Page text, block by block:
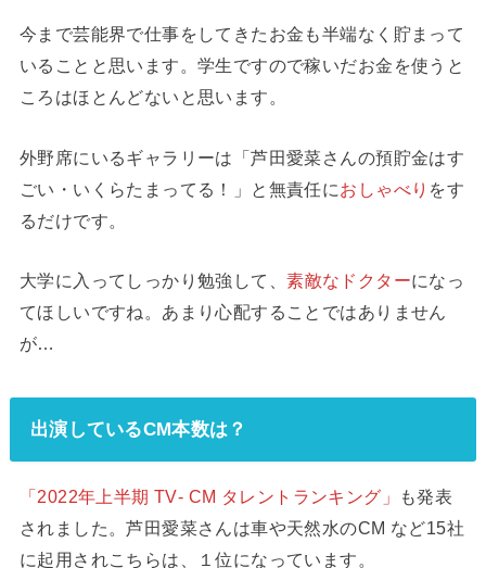
今まで芸能界で仕事をしてきたお金も半端なく貯まって
いることと思います。学生ですので稼いだお金を使うと
ころはほとんどないと思います。
外野席にいるギャラリーは「芦田愛菜さんの預貯金はす
ごい・いくらたまってる！」と無責任におしゃべり をす
るだけです。
大学に入ってしっかり勉強して、素敵なドクターになっ
てほしいですね。あまり心配することではありません
が…
出演しているCM本数は？
「2022年上半期 TV‐ CM タレントランキング」
も発表
されました。芦田愛菜さんは車や天然水のCM など15社
に起用されこちらは、１位になっています。